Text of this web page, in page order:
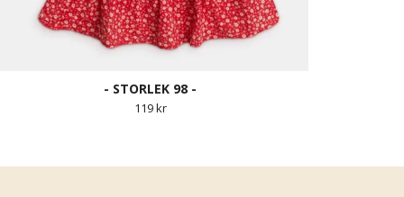
- STORLEK 98 -
119 kr